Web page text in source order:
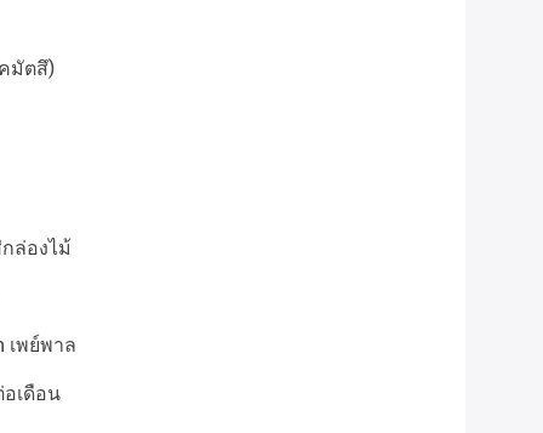
มัตสึ)
ล่องไม้
เพย์พาล
เดือน